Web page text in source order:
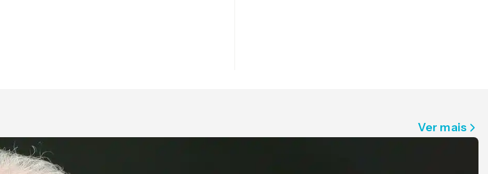
Ver mais